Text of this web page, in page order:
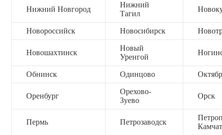
Нижний Новгород
Нижний
Тагил
Новороссийск Новосибирск
Новошахтинск
Новый
Уренгой
Обнинск Одинцово
Оренбург
Орехово-
Зуево
Орск
Пермь Петрозаводск